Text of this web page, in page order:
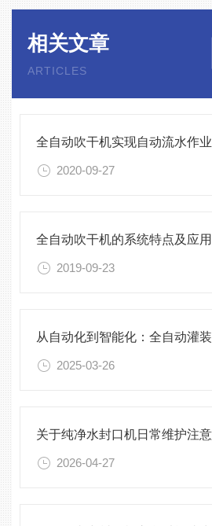
相关文章
ARTICLES
全自动吹干机实现自动流水作业
2020-09-27
全自动吹干机的系统特点及应用
2019-09-23
2025-03-26
2026-04-27